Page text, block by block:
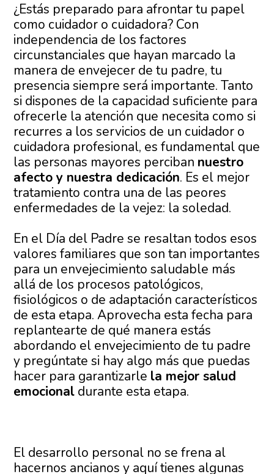
¿Estás preparado para afrontar tu papel
como cuidador o cuidadora? Con
independencia de los factores
circunstanciales que hayan marcado la
manera de envejecer de tu padre, tu
presencia siempre será importante. Tanto
si dispones de la capacidad suficiente para
ofrecerle la atención que necesita como si
recurres a los servicios de un cuidador o
cuidadora profesional, es fundamental que
las personas mayores perciban nuestro
afecto y nuestra dedicación. Es el mejor
tratamiento contra una de las peores
enfermedades de la vejez: la soledad.
En el Día del Padre se resaltan todos esos
valores familiares que son tan importantes
para un envejecimiento saludable más
allá de los procesos patológicos,
fisiológicos o de adaptación característicos
de esta etapa. Aprovecha esta fecha para
replantearte de qué manera estás
abordando el envejecimiento de tu padre
y pregúntate si hay algo más que puedas
hacer para garantizarle la mejor salud
emocional durante esta etapa.
El desarrollo personal no se frena al
hacernos ancianos y aquí tienes algunas